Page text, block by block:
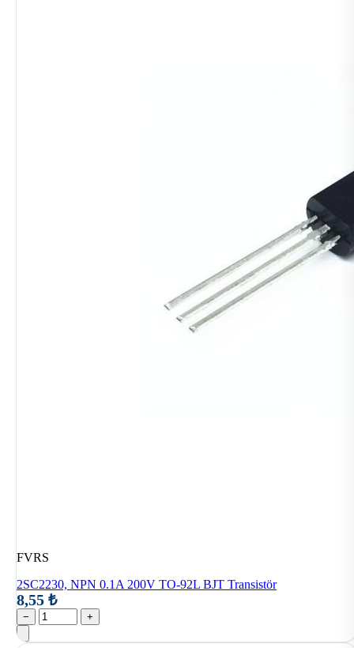
FVRS
2SC2230, NPN 0.1A 200V TO-92L BJT Transistör
8,55 ₺
− +